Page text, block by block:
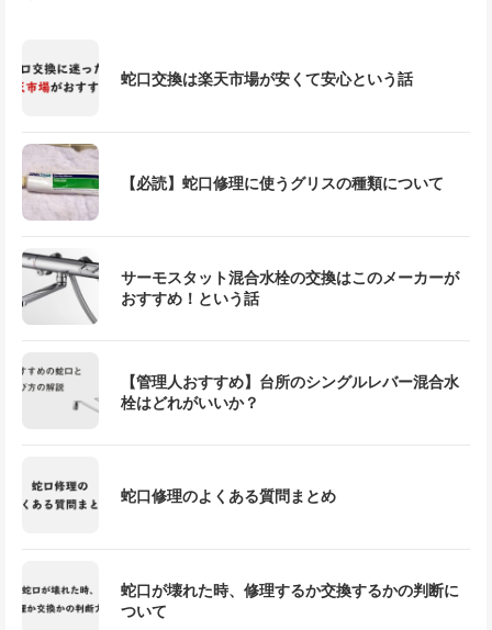
蛇口交換は楽天市場が安くて安心という話
【必読】蛇口修理に使うグリスの種類について
サーモスタット混合水栓の交換はこのメーカーが
おすすめ！という話
【管理人おすすめ】台所のシングルレバー混合水
栓はどれがいいか？
蛇口修理のよくある質問まとめ
蛇口が壊れた時、修理するか交換するかの判断に
ついて